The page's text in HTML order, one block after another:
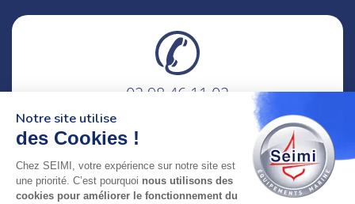
02 98 46 11 02
adresse : 75 Rue Amiral Troude,
29200 Brest FRANCE
Notre site utilise
des Cookies !
Chez SEIMI, votre expérience sur notre site est
une priorité. C’est pourquoi nous utilisons des
cookies pour améliorer le fonctionnement du